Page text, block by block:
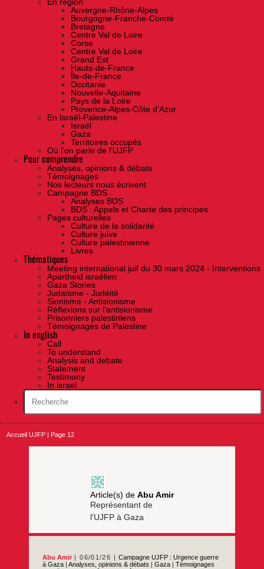
Auvergne-Rhône-Alpes
Bourgogne-Franche-Comté
Bretagne
Centre Val de Loire
Corse
Centre Val de Loire
Grand Est
Hauts-de-France
Île-de-France
Occitanie
Nouvelle-Aquitaine
Pays de la Loire
Provence-Alpes-Côte d'Azur
En Israël-Palestine
Israël
Gaza
Territoires occupés
Où l'on parle de l'UJFP
Pour comprendre
Analyses, opinions & débats
Témoignages
Nos lecteurs nous écrivent
Campagne BDS
Analyses BDS
BDS : Appels et Charte des principes
Pages culturelles
Culture de la solidarité
Culture juive
Culture palestinienne
Livres
Thématiques
Meeting international juif du 30 mars 2024 - Interventions
Apartheid israélien
Gaza Stories
Judaïsme - Judéité
Sionisme - Antisionisme
Réflexions sur l’antisionisme
Prisonniers palestiniens
Témoignages de Palestine
In english
Call
To understand
Analysis and debate
Statement
Testimony
In israel
Accueil UJFP Page 12
Article(s) de Abu Amir
Représentant de
l'UJFP à Gaza
Abu Amir 06/01/26
Campagne UJFP : Urgence guerre
à Gaza |Analyses, opinions & débats |Gaza |Témoignages